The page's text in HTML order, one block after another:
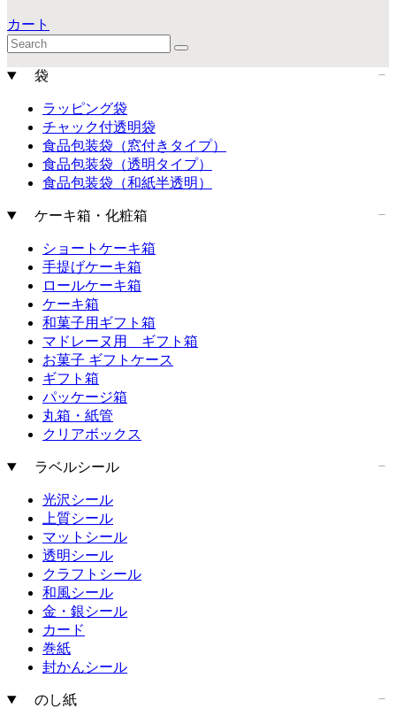
カート
袋
ラッピング袋
チャック付透明袋
食品包装袋（窓付きタイプ）
食品包装袋（透明タイプ）
食品包装袋（和紙半透明）
ケーキ箱・化粧箱
ショートケーキ箱
手提げケーキ箱
ロールケーキ箱
ケーキ箱
和菓子用ギフト箱
マドレーヌ用 ギフト箱
お菓子 ギフトケース
ギフト箱
パッケージ箱
丸箱・紙管
クリアボックス
ラベルシール
光沢シール
上質シール
マットシール
透明シール
クラフトシール
和風シール
金・銀シール
カード
巻紙
封かんシール
のし紙